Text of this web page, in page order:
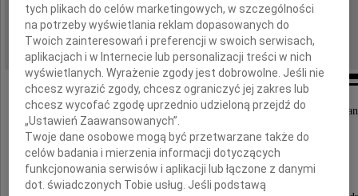
REGION: Katowice
DATA EMISJI: 27.05.2017
25 maja 2017 roku w Warszawie został
Gerard Pielczyk
tych plikach do celów marketingowych, w szczególności
na potrzeby wyświetlania reklam dopasowanych do
Twoich zainteresowań i preferencji w swoich serwisach,
aplikacjach i w Internecie lub personalizacji treści w nich
wyświetlanych. Wyrażenie zgody jest dobrowolne. Jeśli nie
chcesz wyrazić zgody, chcesz ograniczyć jej zakres lub
chcesz wycofać zgodę uprzednio udzieloną przejdź do
„Ustawień Zaawansowanych”.
Twoje dane osobowe mogą być przetwarzane także do
celów badania i mierzenia informacji dotyczących
funkcjonowania serwisów i aplikacji lub łączone z danymi
dot. świadczonych Tobie usług. Jeśli podstawą